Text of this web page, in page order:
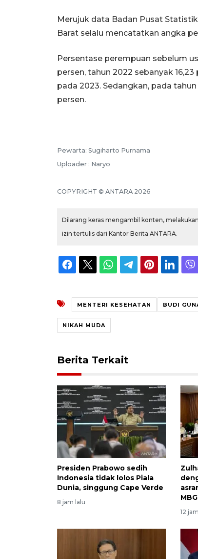
Merujuk data Badan Pusat
Barat selalu mencatatkan angka
Persentase perempuan sebelum
persen, tahun 2022 sebanyak
pada 2023. Sedangkan, pada
persen.
Pewarta: Sugiharto Purnama
Uploader : Naryo
COPYRIGHT © ANTARA 2026
Dilarang keras mengambil konten,
izin tertulis dari Kantor Berita ANTARA.
MENTERI KESEHATAN BUDI
NIKAH MUDA
Berita Terkait
Presiden Prabowo sedih
Indonesia tidak lolos Piala
Dunia, singgung Cape Verde
8 jam lalu
MBG
12